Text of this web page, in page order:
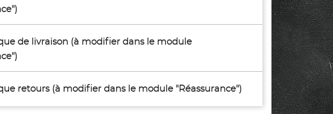
de livraison (à modifier dans le module
retours (à modifier dans le module "Réassurance")